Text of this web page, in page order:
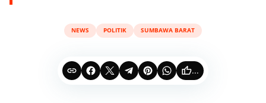
NEWS POLITIK SUMBAWA BARAT
...